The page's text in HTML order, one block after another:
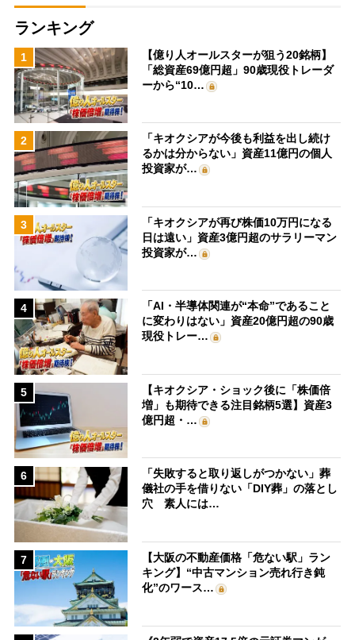
ランキング
1
【億り人オールスターが狙う20銘柄】
「総資産69億円超」90歳現役トレーダ
ーから“10…
2
「キオクシアが今後も利益を出し続け
るかは分からない」資産11億円の個人
投資家が…
3
「キオクシアが再び株価10万円になる
日は遠い」資産3億円超のサラリーマン
投資家が…
4
「AI・半導体関連が“本命”であること
に変わりはない」資産20億円超の90歳
現役トレー…
5
【キオクシア・ショック後に「株価倍
増」も期待できる注目銘柄5選】資産3
億円超・…
6
「失敗すると取り返しがつかない」葬
儀社の手を借りない「DIY葬」の落とし
穴 素人には…
7
【大阪の不動産価格「危ない駅」ラン
キング】“中古マンション売れ行き鈍
化”のワース…